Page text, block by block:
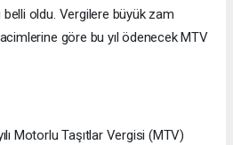
oldu. Vergilere büyük zam
göre bu yıl ödenecek MTV
Motorlu Taşıtlar Vergisi (MTV)